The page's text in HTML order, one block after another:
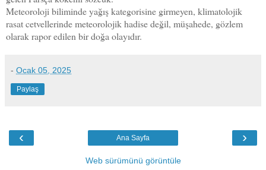
Meteoroloji biliminde yağış kategorisine girmeyen, klimatolojik
rasat cetvellerinde meteorolojik hadise değil, müşahede, gözlem
olarak rapor edilen bir doğa olayıdır.
- Ocak 05, 2025
Paylaş
‹ ›
Ana Sayfa
Web sürümünü görüntüle